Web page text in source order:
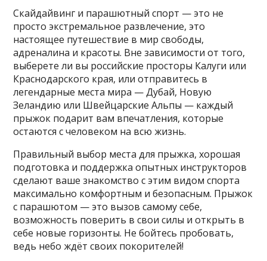
Скайдайвинг и парашютный спорт — это не
просто экстремальное развлечение, это
настоящее путешествие в мир свободы,
адреналина и красоты. Вне зависимости от того,
выберете ли вы российские просторы Калуги или
Краснодарского края, или отправитесь в
легендарные места мира — Дубай, Новую
Зеландию или Швейцарские Альпы — каждый
прыжок подарит вам впечатления, которые
остаются с человеком на всю жизнь.
Правильный выбор места для прыжка, хорошая
подготовка и поддержка опытных инструкторов
сделают ваше знакомство с этим видом спорта
максимально комфортным и безопасным. Прыжок
с парашютом — это вызов самому себе,
возможность поверить в свои силы и открыть в
себе новые горизонты. Не бойтесь пробовать,
ведь небо ждёт своих покорителей!